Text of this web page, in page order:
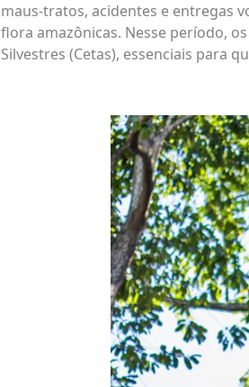
maus-tratos, acidentes e entregas
flora amazônicas. Nesse período,
Silvestres (Cetas), essenciais para